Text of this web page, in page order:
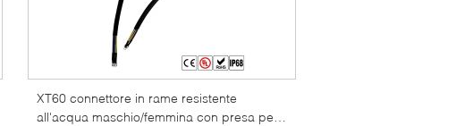
XT60 connettore in rame resistente
all'acqua maschio/femmina con presa per